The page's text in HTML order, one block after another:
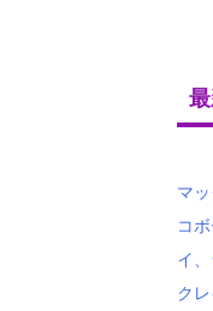
マ
コ
イ
ク